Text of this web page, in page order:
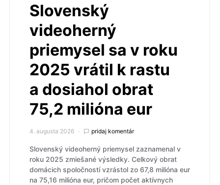
Slovenský
videoherný
priemysel sa v roku
2025 vrátil k rastu
a dosiahol obrat
75,2 milióna eur
4. augusta 2026 pridaj komentár
Slovenský videoherný priemysel zaznamenal v
roku 2025 zmiešané výsledky. Celkový obrat
domácich spoločností vzrástol zo 67,8 milióna eur
na 75,16 milióna eur, pričom počet aktívnych